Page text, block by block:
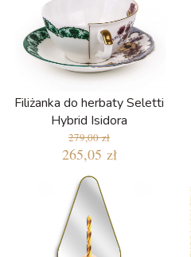
Filiżanka do herbaty Seletti
Hybrid Isidora
279,00 zł
265,05 zł